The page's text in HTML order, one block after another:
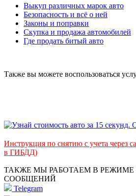
Выкуп различных марок авто
Безопасность и всё о ней
Законы и поправки
Скупка и продажа автомобилей
Где продать битый авто
Также вы можете воспользоваться
Инструкция по снятию с учета через
в ГИБДД)
ТАКЖЕ МЫ РАБОТАЕМ В
СООБЩЕНИЙ
Telegram